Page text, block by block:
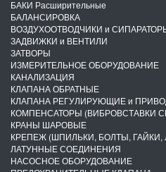
БАКИ Расширительные
БАЛАНСИРОВКА
ВОЗДУХООТВОДЧИКИ и
ЗАДВИЖКИ и ВЕНТИЛИ
ЗАТВОРЫ
ИЗМЕРИТЕЛЬНОЕ ОБОРУДОВАНИЕ
КАНАЛИЗАЦИЯ
КЛАПАНА ОБРАТНЫЕ
КЛАПАНА РЕГУЛИРУЮЩИЕ и
КОМПЕНСАТОРЫ (ВИБРОВСТАВКИ
КРАНЫ ШАРОВЫЕ
КРЕПЕЖ (ШПИЛЬКИ, БОЛТЫ, ГАЙКИ,
ЛАТУННЫЕ СОЕДИНЕНИЯ
НАСОСНОЕ ОБОРУДОВАНИЕ